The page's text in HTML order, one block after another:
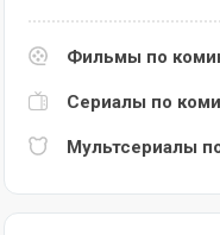
Фильмы по
Сериалы по
Мультсериалы